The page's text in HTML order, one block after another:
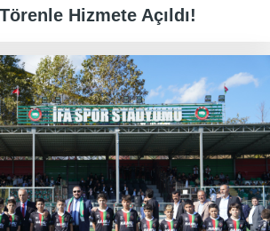
Hizmete Açıldı!